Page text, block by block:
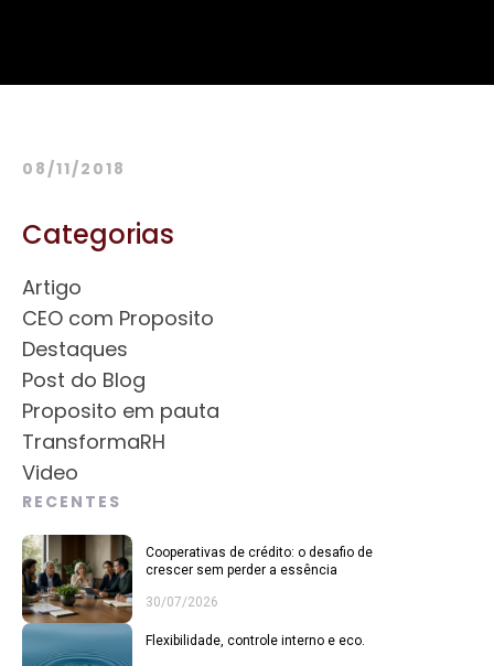
08/11/2018
Categorias
Artigo
CEO com Proposito
Destaques
Post do Blog
Proposito em pauta
TransformaRH
Video
RECENTES
Cooperativas de crédito: o desafio de
crescer sem perder a essência
30/07/2026
Flexibilidade, controle interno e eco.